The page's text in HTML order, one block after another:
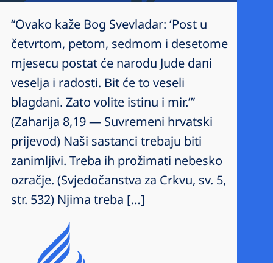
“Ovako kaže Bog Svevladar: ‘Post u
četvrtom, petom, sedmom i desetome
mjesecu postat će narodu Jude dani
veselja i radosti. Bit će to veseli
blagdani. Zato volite istinu i mir.’”
(Zaharija 8,19 — Suvremeni hrvatski
prijevod) Naši sastanci trebaju biti
zanimljivi. Treba ih prožimati nebesko
ozračje. (Svjedočanstva za Crkvu, sv. 5,
str. 532) Njima treba […]